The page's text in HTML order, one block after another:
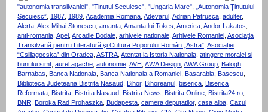
"autonomia transilvaniei", "Tinutul Secuiesc", "Ungaria Mare", „Autonomia Ţinutului
Secuiesc”, 1987, 1989, Academia Romana, Adevarul , Adrian Patrusca, adulter,
Alerta, Alex Mihai Stonescu, amanta, Amanta lui Tokes, America, Andor Lakatos,
anti-romania, Apel , Arcadie Bodale, arhivele nationale, Arhivele Romaniei, Asociaţia
Transilvană pentru Literatură şi Cultura Poporului Român „Astra”, Asociației
“Csillagocska” din Oradea, ASTRA, Atentat la Istoria Nationala, atingere moralei si
bunului simt, aurel agache, autonomie, AVH , AWA Design, AWA Group, Balogh
Barnabas, Banca Nationala, Banca Nationala a Romaniei, Basarabia, Basescu,
Biblioteca Judeteana Bistrita Nasaud, Bihor, Bihoreanul , biserica, Biserica
Reformata, Bistrita, Bistrita Nasaud, Bistrita News, Bistrita Online, Bistrita24.ro,
BNR, Boroka Rad Prohaszka, Budapesta, camera deputatilor, casa alba, Cazul